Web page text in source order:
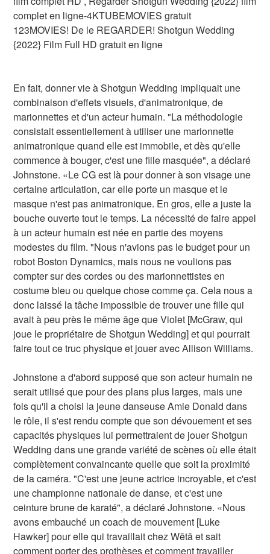
complet en ligne-4KTUBEMOVIES gratuit
123MOVIES! De le REGARDER! Shotgun Wedding
{2022} Film Full HD gratuit en ligne
En fait, donner vie à Shotgun Wedding impliquait une
combinaison d'effets visuels, d'animatronique, de
marionnettes et d'un acteur humain. "La méthodologie
consistait essentiellement à utiliser une marionnette
animatronique quand elle est immobile, et dès qu'elle
commence à bouger, c'est une fille masquée", a déclaré
Johnstone. «Le CG est là pour donner à son visage une
certaine articulation, car elle porte un masque et le
masque n'est pas animatronique. En gros, elle a juste la
bouche ouverte tout le temps. La nécessité de faire appel
à un acteur humain est née en partie des moyens
modestes du film. "Nous n'avions pas le budget pour un
robot Boston Dynamics, mais nous ne voulions pas
compter sur des cordes ou des marionnettistes en
costume bleu ou quelque chose comme ça. Cela nous a
donc laissé la tâche impossible de trouver une fille qui
avait à peu près le même âge que Violet [McGraw, qui
joue le propriétaire de Shotgun Wedding] et qui pourrait
faire tout ce truc physique et jouer avec Allison Williams.
Johnstone a d'abord supposé que son acteur humain ne
serait utilisé que pour des plans plus larges, mais une
fois qu'il a choisi la jeune danseuse Amie Donald dans
le rôle, il s'est rendu compte que son dévouement et ses
capacités physiques lui permettraient de jouer Shotgun
Wedding dans une grande variété de scènes où elle était
complètement convaincante quelle que soit la proximité
de la caméra. "C'est une jeune actrice incroyable, et c'est
une championne nationale de danse, et c'est une
ceinture brune de karaté", a déclaré Johnstone. «Nous
avons embauché un coach de mouvement [Luke
Hawker] pour elle qui travaillait chez Wētā et sait
comment porter des prothèses et comment travailler